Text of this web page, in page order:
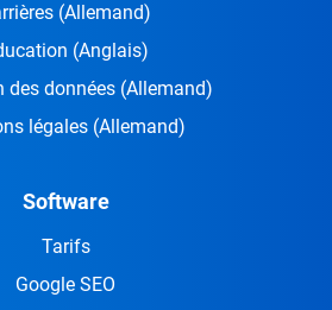
(Allemand)
(Anglais)
des données (Allemand)
légales (Allemand)
Software
Tarifs
Google SEO